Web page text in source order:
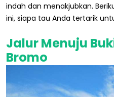
indah dan menakjubkan.
ini, siapa tau Anda tertarik
Jalur Menuju
Bromo